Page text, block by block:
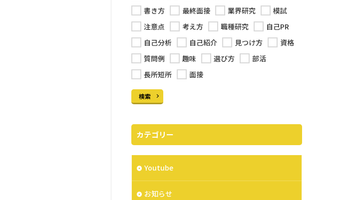
書き方
最終面接 業界研究
模試
注意点
考え方 職種研究
自己PR
自己分析
自己紹介 見つけ方
資格
質問例
趣味 選び方
部活
長所短所
面接
検索
カテゴリー
Youtube
お知らせ